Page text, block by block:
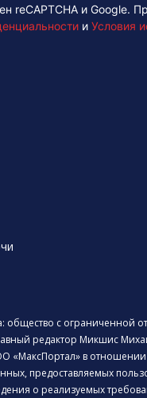
reCAPTCHA и Google.
и Условия
общество с ограниченной
редактор Микшис
«МаксПортал» в
предоставляемых
о реализуемых